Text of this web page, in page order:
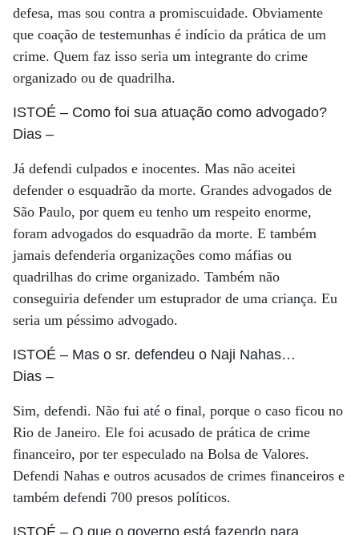
defesa, mas sou contra a promiscuidade. Obviamente
que coação de testemunhas é indício da prática de um
crime. Quem faz isso seria um integrante do crime
organizado ou de quadrilha.
ISTOÉ – Como foi sua atuação como advogado?
Dias –
Já defendi culpados e inocentes. Mas não aceitei
defender o esquadrão da morte. Grandes advogados de
São Paulo, por quem eu tenho um respeito enorme,
foram advogados do esquadrão da morte. E também
jamais defenderia organizações como máfias ou
quadrilhas do crime organizado. Também não
conseguiria defender um estuprador de uma criança. Eu
seria um péssimo advogado.
ISTOÉ – Mas o sr. defendeu o Naji Nahas…
Dias –
Sim, defendi. Não fui até o final, porque o caso ficou no
Rio de Janeiro. Ele foi acusado de prática de crime
financeiro, por ter especulado na Bolsa de Valores.
Defendi Nahas e outros acusados de crimes financeiros e
também defendi 700 presos políticos.
ISTOÉ – O que o governo está fazendo para